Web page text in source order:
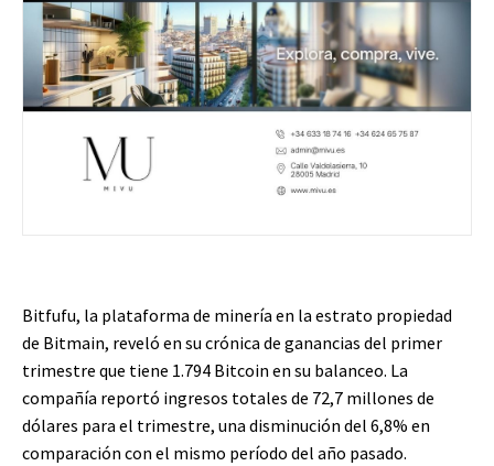
Bitfufu, la plataforma de minería en la estrato propiedad
de Bitmain, reveló en su crónica de ganancias del primer
trimestre que tiene 1.794 Bitcoin en su balanceo. La
compañía reportó ingresos totales de 72,7 millones de
dólares para el trimestre, una disminución del 6,8% en
comparación con el mismo período del año pasado.